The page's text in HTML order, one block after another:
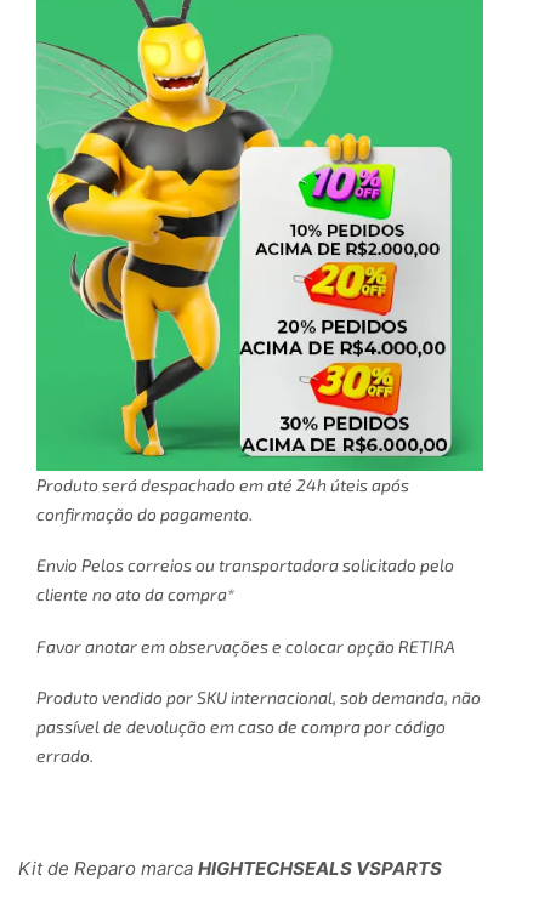
Produto será despachado em até 24h úteis após
confirmação do pagamento.
Envio Pelos correios ou transportadora solicitado pelo
cliente no ato da compra*
Favor anotar em observações e colocar opção RETIRA
Produto vendido por SKU internacional, sob demanda, não
passível de devolução em caso de compra por código
errado.
Kit de Reparo marca HIGHTECHSEALS VSPARTS